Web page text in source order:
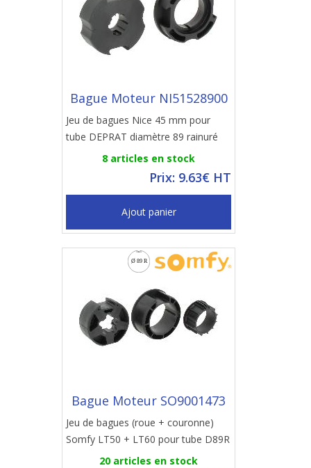
Bague Moteur NI51528900
Jeu de bagues Nice 45 mm pour
tube DEPRAT diamètre 89 rainuré
8 articles en stock
Prix: 9.63€ HT
Ajout panier
Bague Moteur SO9001473
Jeu de bagues (roue + couronne)
Somfy LT50 + LT60 pour tube D89R
20 articles en stock